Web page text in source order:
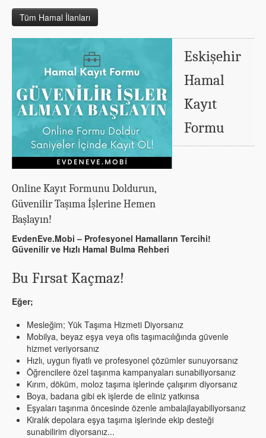
Tüm Hamal İlanları
Eskişehir
Hamal
Kayıt
Formu
Online Kayıt Formunu Doldurun,
Güvenilir Taşıma İşlerine Hemen
Başlayın!
EvdenEve.Mobi – Profesyonel Hamalların Tercihi!
Güvenilir ve Hızlı Hamal Bulma Rehberi
Bu Fırsat Kaçmaz!
Eğer;
Mesleğim; Yük Taşıma Hizmeti Diyorsanız
Mobilya, beyaz eşya veya ofis taşımacılığında güvenle
hizmet veriyorsanız
Hızlı, uygun fiyatlı ve profesyonel çözümler sunuyorsanız
Öğrencilere özel taşınma kampanyaları sunabiliyorsanız
Kırım, döküm, moloz taşıma işlerinde çalışırım diyorsanız
Boya, badana gibi ek işlerde de eliniz yatkınsa
Eşyaları taşınma öncesinde özenle ambalajlayabiliyorsanız
Kiralık depolara eşya taşıma işlerinde ekip desteği
sunabilirim diyorsanız...